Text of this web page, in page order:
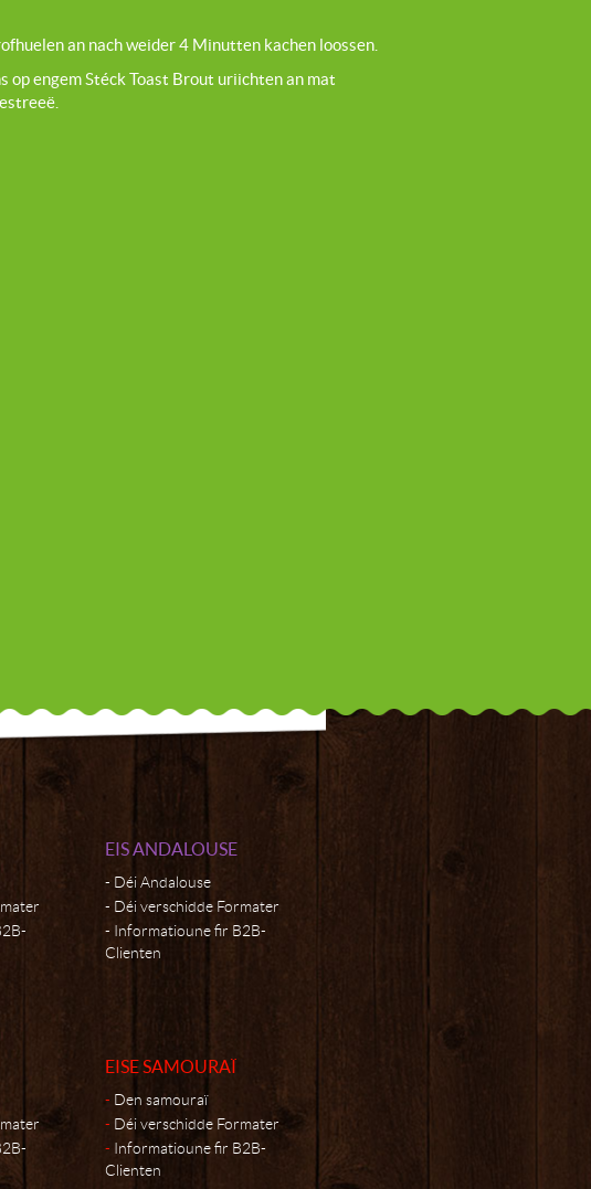
an nach weider 4 Minutten kachen loossen.
op engem Stéck Toast Brout uriichten an mat
EIS ANDALOUSE
Déi Andalouse
Déi verschidde Formater
Informatioune fir B2B-
Clienten
EISE SAMOURAÏ
Den samouraï
Déi verschidde Formater
Informatioune fir B2B-
Clienten